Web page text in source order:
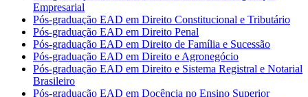
Empresarial
Pós-graduação EAD em Direito Constitucional e Tributário
Pós-graduação EAD em Direito Penal
Pós-graduação EAD em Direito de Família e Sucessão
Pós-graduação EAD em Direito e Agronegócio
Pós-graduação EAD em Direito e Sistema Registral e Notarial
Brasileiro
Pós-graduação EAD em Docência no Ensino Superior